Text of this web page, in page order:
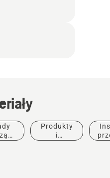
Produkty
i